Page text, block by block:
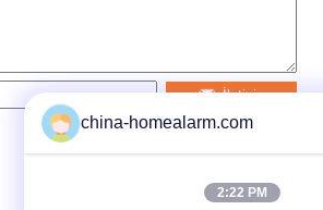
İletişim
china-homealarm.com
2:22 PM